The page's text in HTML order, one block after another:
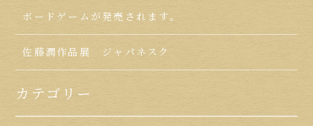
ボードゲームが発売されます。
佐藤潤作品展 ジャパネスク
カテゴリー